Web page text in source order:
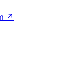
↗